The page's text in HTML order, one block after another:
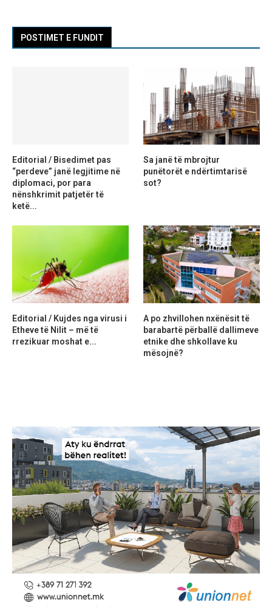
POSTIMET E FUNDIT
Editorial / Bisedimet pas
“perdeve” janë legjitime në
diplomaci, por para
nënshkrimit patjetër të
ketë...
Sa janë të mbrojtur
punëtorët e ndërtimtarisë
sot?
Editorial / Kujdes nga virusi i
Etheve të Nilit – më të
rrezikuar moshat e...
A po zhvillohen nxënësit të
barabartë përballë dallimeve
etnike dhe shkollave ku
mësojnë?